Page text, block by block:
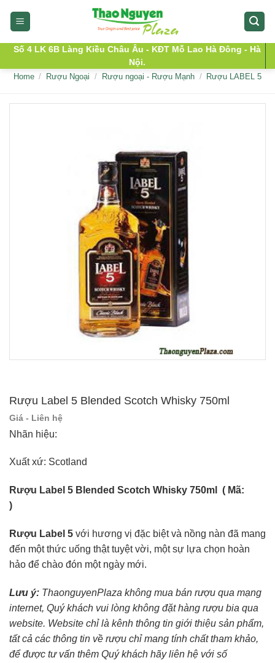
Số 4 LK 6B Làng Kiều Châu Âu - KĐT Mỗ Lao Hà Đông - Hà
Nội.
Home / Rượu Ngoại / Rượu ngoại - Rượu Mạnh / Rượu LABEL 5
Rượu Label 5 Blended Scotch Whisky 750ml
Giá - Liên hệ
Nhãn hiệu:
Xuất xứ: Scotland
Rượu Label 5 Blended Scotch Whisky 750ml ( Mã:
)
Rượu Label 5 với hương vị đặc biệt và nồng nàn đã mang
đến một thức uống thật tuyệt vời, một sự lựa chọn hoàn
hảo để chào đón một ngày mới.
Lưu ý: ThaonguyenPlaza không mua bán rượu qua mạng
internet, Quý khách vui lòng không đặt hàng rượu bia qua
website. Website chỉ là kênh thông tin giới thiệu sản phẩm,
tất cả các thông tin về rượu chỉ mang tính chất tham khảo,
để được tư vấn thêm Quý khách hãy liên hệ với số